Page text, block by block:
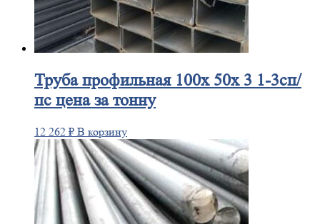
Трубапрофильная 100х 50х 3 1-3сп/
пс цена за тонну
12 262 ₽ В корзину